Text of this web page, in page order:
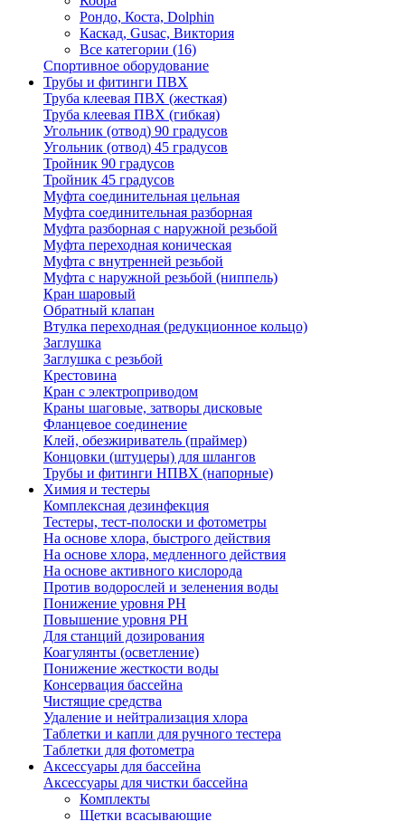
Рондо, Коста, Dolphin
Каскад, Gusac, Виктория
Все категории (16)
Спортивное оборудование
Трубы и фитинги ПВХ
Труба клеевая ПВХ (жесткая)
Труба клеевая ПВХ (гибкая)
Угольник (отвод) 90 градусов
Угольник (отвод) 45 градусов
Тройник 90 градусов
Тройник 45 градусов
Муфта соединительная цельная
Муфта соединительная разборная
Муфта разборная с наружной резьбой
Муфта переходная коническая
Муфта с внутренней резьбой
Муфта с наружной резьбой (ниппель)
Кран шаровый
Обратный клапан
Втулка переходная (редукционное кольцо)
Заглушка
Заглушка с резьбой
Крестовина
Кран с электроприводом
Краны шаговые, затворы дисковые
Фланцевое соединение
Клей, обезжириватель (праймер)
Концовки (штуцеры) для шлангов
Трубы и фитинги НПВХ (напорные)
Химия и тестеры
Комплексная дезинфекция
Тестеры, тест-полоски и фотометры
На основе хлора, быстрого действия
На основе хлора, медленного действия
На основе активного кислорода
Против водорослей и зеленения воды
Понижение уровня РН
Повышение уровня РН
Для станций дозирования
Коагулянты (осветление)
Понижение жесткости воды
Консервация бассейна
Чистящие средства
Удаление и нейтрализация хлора
Таблетки и капли для ручного тестера
Таблетки для фотометра
Аксессуары для бассейна
Аксессуары для чистки бассейна
Комплекты
Щетки всасывающие